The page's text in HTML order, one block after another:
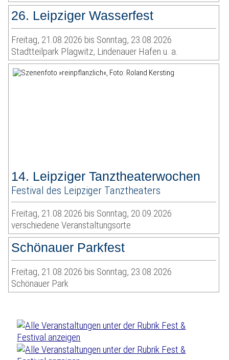
26. Leipziger Wasserfest
Freitag, 21.08.2026 bis Sonntag, 23.08.2026
Stadtteilpark Plagwitz, Lindenauer Hafen u. a.
14. Leipziger Tanztheaterwochen
Festival des Leipziger Tanztheaters
Freitag, 21.08.2026 bis Sonntag, 20.09.2026
verschiedene Veranstaltungsorte
Schönauer Parkfest
Freitag, 21.08.2026 bis Sonntag, 23.08.2026
Schönauer Park